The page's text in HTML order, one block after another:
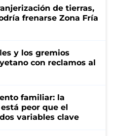
de tierras,
frenarse Zona Fría
y los gremios
con reclamos al
familiar: la
peor que el
variables clave